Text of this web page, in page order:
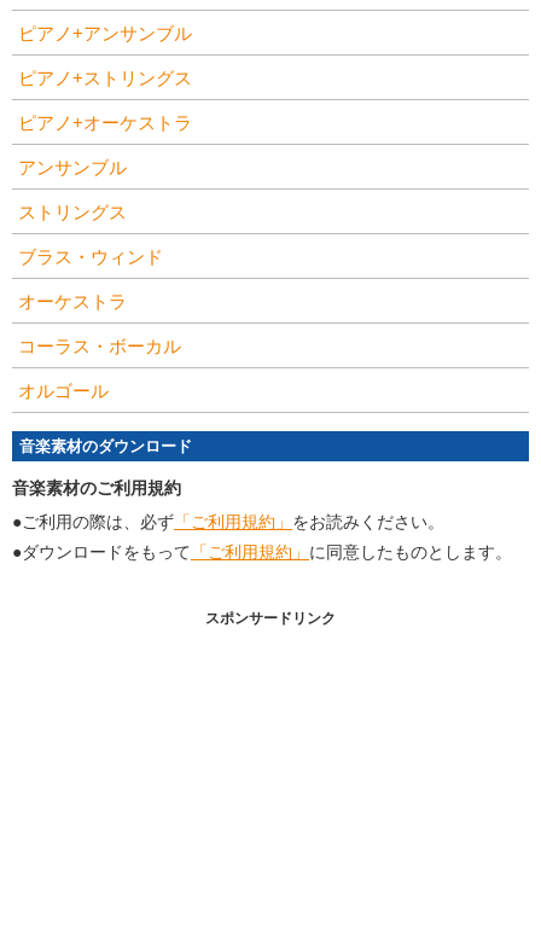
ピアノ+アンサンブル
ピアノ+ストリングス
ピアノ+オーケストラ
アンサンブル
ストリングス
ブラス・ウィンド
オーケストラ
コーラス・ボーカル
オルゴール
音楽素材のダウンロード
音楽素材のご利用規約
●ご利用の際は、必ず 「ご利用規約」 をお読みください。
●ダウンロードをもって 「ご利用規約」 に同意したものとします。
スポンサードリンク